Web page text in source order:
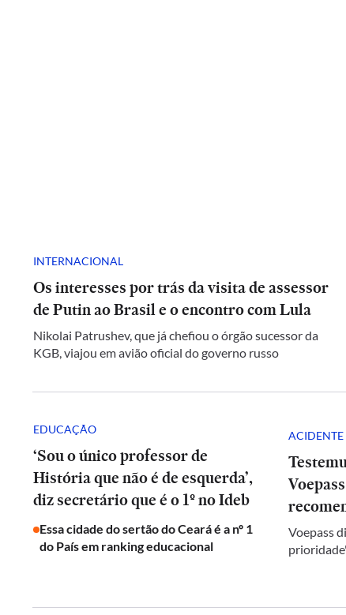
INTERNACIONAL
Os interesses por trás da visita de assessor
de Putin ao Brasil e o encontro com Lula
Nikolai Patrushev, que já chefiou o órgão sucessor da
KGB, viajou em avião oficial do governo russo
EDUCAÇÃO
‘Sou o único professor de
História que não é de esquerda’,
diz secretário que é o 1º no Ideb
Essa cidade do sertão do Ceará é a nº 1
do País em ranking educacional
ACIDENTE
Voepass
prioridade'